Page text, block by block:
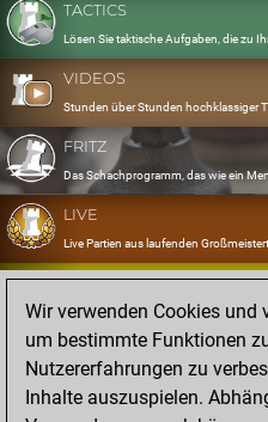
TACTICS
Lösen Sie taktische Aufgaben, die zu
VIDEOS
Stunden über Stunden hochklassiger
FRITZ
Das Schachprogramm, das wie ein
LIVE
Live Partien aus laufenden
OPENINGS
Erfassen und Üben Sie Ihr
DATABASE
Acht Millionen starke Partien
Wir verwenden Cookies und
um bestimmte Funktionen
Nutzererfahrungen zu
Inhalte auszuspielen.